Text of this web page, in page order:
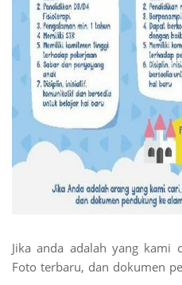
Jika anda adalah yang kami
Foto terbaru, dan dokumen